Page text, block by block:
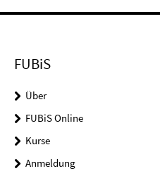
FUBiS
Über
FUBiS Online
Kurse
Anmeldung